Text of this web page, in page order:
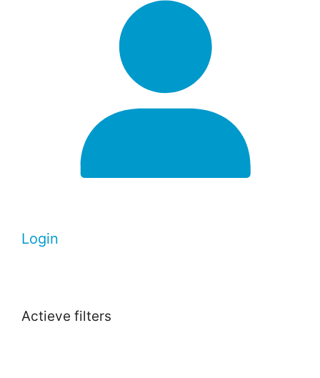
Login
Actieve filters